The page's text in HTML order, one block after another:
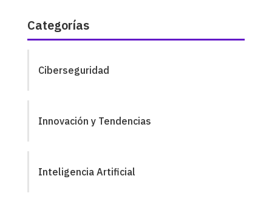
Categorías
Ciberseguridad
Innovación y Tendencias
Inteligencia Artificial